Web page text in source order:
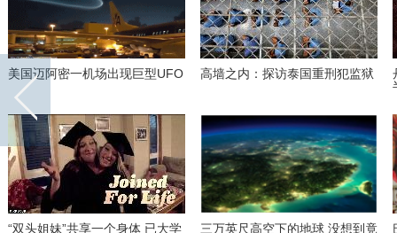
美国迈阿密一机场出现巨型UFO 高墙之内：探访泰国重刑犯监狱
“双头姐妹”共享一个身体 已大学
三万英尺高空下的地球 没想到竟